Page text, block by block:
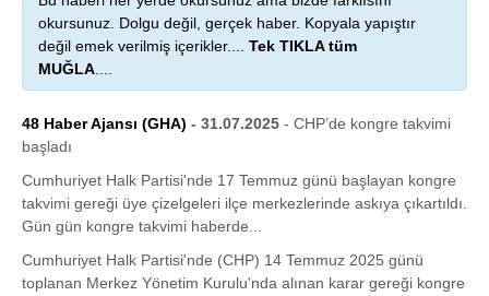
okursunuz. Dolgu değil, gerçek haber. Kopyala yapıştır
değil emek verilmiş içerikler.... Tek TIKLA tüm
MUĞLA....
48 Haber Ajansı (GHA) - 31.07.2025 - CHP’de kongre takvimi
başladı
Cumhuriyet Halk Partisi'nde 17 Temmuz günü başlayan kongre
takvimi gereği üye çizelgeleri ilçe merkezlerinde askıya çıkartıldı.
Gün gün kongre takvimi haberde...
Cumhuriyet Halk Partisi'nde (CHP) 14 Temmuz 2025 günü
toplanan Merkez Yönetim Kurulu'nda alınan karar gereği kongre